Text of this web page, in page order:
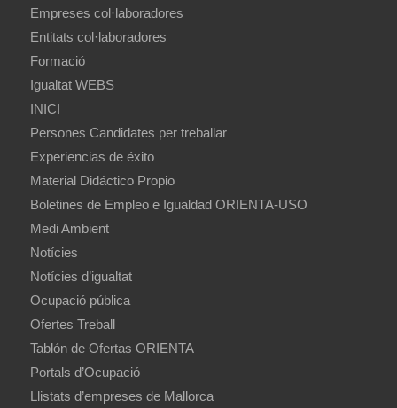
Empreses col·laboradores
Entitats col·laboradores
Formació
Igualtat WEBS
INICI
Persones Candidates per treballar
Experiencias de éxito
Material Didáctico Propio
Boletines de Empleo e Igualdad ORIENTA-USO
Medi Ambient
Notícies
Notícies d’igualtat
Ocupació pública
Ofertes Treball
Tablón de Ofertas ORIENTA
Portals d’Ocupació
Llistats d’empreses de Mallorca